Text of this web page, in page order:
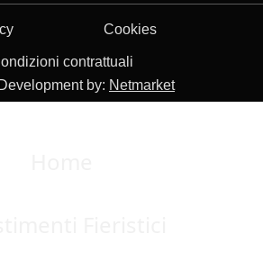
Cookies
contrattuali
by: Netmarket